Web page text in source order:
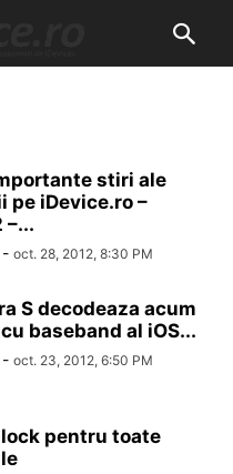
stiri ale
pe iDevice.ro –
–...
- oct. 28, 2012, 8:30 PM
S decodeaza acum
baseband al iOS...
- oct. 23, 2012, 6:50 PM
pentru toate